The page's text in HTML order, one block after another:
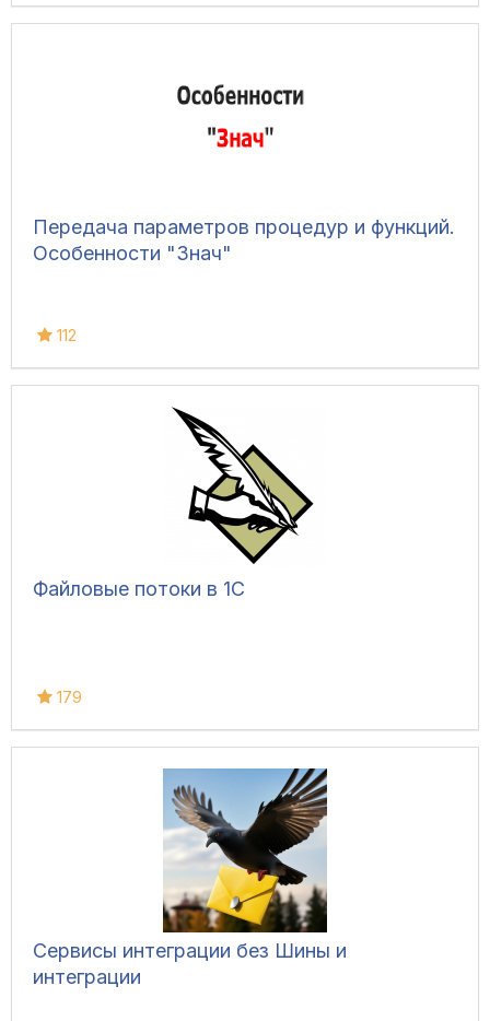
Передача параметров процедур и функций.
Особенности "Знач"
112
Файловые потоки в 1С
179
Сервисы интеграции без Шины и
интеграции